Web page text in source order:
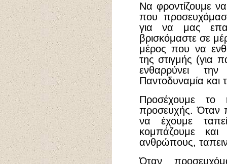
Να φροντίζουμε
που
για να μας
βρισκόμαστε σε
μέρος που να
της στιγμής (για
ενθαρρύνει
Παντοδυναμία και
Προσέχουμε
προσευχής. Όταν
να έχουμε
κομπάζουμε και
ανθρώπους,
Όταν